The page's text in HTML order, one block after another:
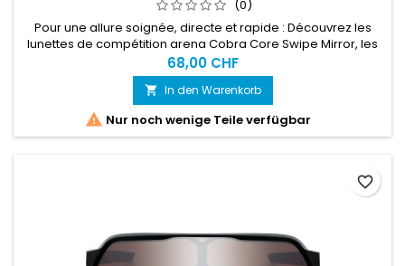
(0)
Pour une allure soignée, directe et rapide : Découvrez les
lunettes de compétition arena Cobra Core Swipe Mirror, les
plus confortables et stylées de la gamme, dotées de verres
à effet miroir.
68,00 CHF
 In den Warenkorb
 Nur noch wenige Teile verfügbar
favorite_border